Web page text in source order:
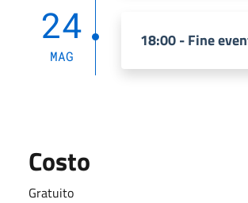
24
MAG
18:00 - Fine
Costo
Gratuito